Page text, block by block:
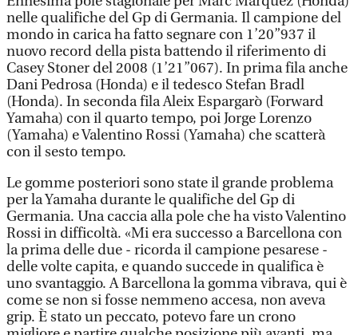
nelle qualifiche del Gp di Germania. Il campione del
mondo in carica ha fatto segnare con 1’20”937 il
nuovo record della pista battendo il riferimento di
Casey Stoner del 2008 (1’21”067). In prima fila anche
Dani Pedrosa (Honda) e il tedesco Stefan Bradl
(Honda). In seconda fila Aleix Espargarò (Forward
Yamaha) con il quarto tempo, poi Jorge Lorenzo
(Yamaha) e Valentino Rossi (Yamaha) che scatterà
con il sesto tempo.
Le gomme posteriori sono state il grande problema
per la Yamaha durante le qualifiche del Gp di
Germania. Una caccia alla pole che ha visto Valentino
Rossi in difficoltà. «Mi era successo a Barcellona con
la prima delle due - ricorda il campione pesarese -
delle volte capita, e quando succede in qualifica è
uno svantaggio. A Barcellona la gomma vibrava, qui è
come se non si fosse nemmeno accesa, non aveva
grip. È stato un peccato, potevo fare un crono